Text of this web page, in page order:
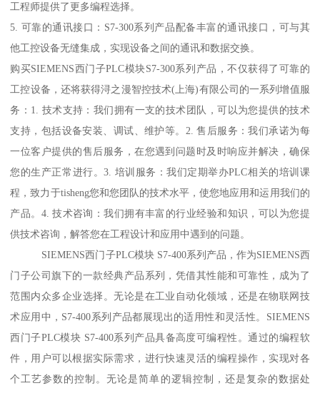
工程师提供了更多编程选择。
5. 可靠的通讯接口：S7-300系列产品配备丰富的通讯接口，可与其
他工控设备无缝集成，实现设备之间的通讯和数据交换。
购买SIEMENS西门子PLC模块S7-300系列产品，不仅获得了可靠的
工控设备，还将获得浔之漫智控技术(上海)有限公司的一系列增值服
务：1. 技术支持：我们拥有一支的技术团队，可以为您提供的技术
支持，包括设备安装、调试、维护等。2. 售后服务：我们承诺为每
一位客户提供的售后服务，在您遇到问题时及时响应并解决，确保
您的生产正常进行。3. 培训服务：我们定期举办PLC相关的培训课
程，致力于tisheng您和您团队的技术水平，使您地应用和运用我们的
产品。4. 技术咨询：我们拥有丰富的行业经验和知识，可以为您提
供技术咨询，解答您在工程设计和应用中遇到的问题。
SIEMENS西门子PLC模块 S7-400系列产品，作为SIEMENS西
门子公司旗下的一款经典产品系列，凭借其性能和可靠性，成为了
范围内众多企业选择。无论是在工业自动化领域，还是在物联网技
术应用中，S7-400系列产品都展现出的适用性和灵活性。SIEMENS
西门子PLC模块 S7-400系列产品具备高度可编程性。通过的编程软
件，用户可以根据实际需求，进行快速灵活的编程操作，实现对各
个工艺参数的控制。无论是简单的逻辑控制，还是复杂的数据处